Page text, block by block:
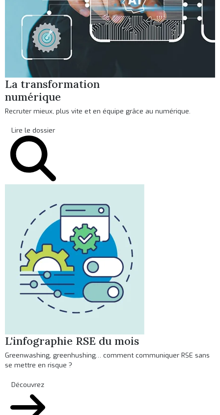
La transformation
numérique
Recruter mieux, plus vite et en équipe grâce au numérique.
Lire le dossier
L'infographie RSE du mois
Greenwashing, greenhushing… comment communiquer RSE sans
se mettre en risque ?
Découvrez